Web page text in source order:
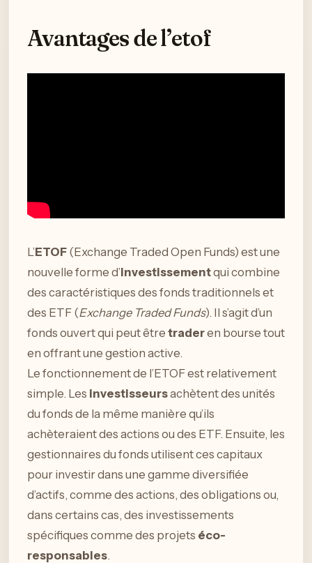
Avantages de l’etof
L’ETOF (Exchange Traded Open Funds) est une
nouvelle forme d’investissementqui combine
des caractéristiques des fonds traditionnels et
des ETF (Exchange Traded Funds). Il s’agit d’un
fonds ouvert qui peut être traderen bourse tout
en offrant une gestion active.
Le fonctionnement de l’ETOF est relativement
simple. Les investisseursachètent des unités
du fonds de la même manière qu’ils
achèteraient des actions ou des ETF. Ensuite, les
gestionnaires du fonds utilisent ces capitaux
pour investir dans une gamme diversifiée
d’actifs, comme des actions, des obligations ou,
dans certains cas, des investissements
spécifiques comme des projets éco-
responsables.